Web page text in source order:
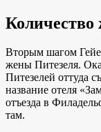
Количество
Вторым шагом
жены Питезеля.
Питезелей оттуда
название отеля
отъезда в
там.